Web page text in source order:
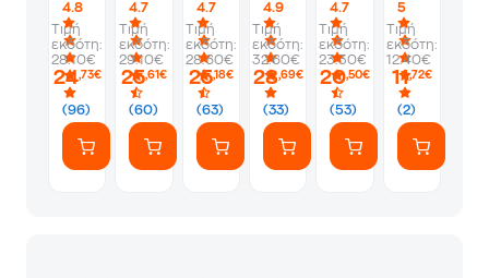
Student's
Book
4.8
(96)
Τιμή
εκδότη:
28.10€
24,73€
Greek
Edition
S
4.7
(60)
Τιμή
εκδότη:
29.10€
25,61€
A
Student's
Book
4.7
(63)
Τιμή
εκδότη:
28.60€
25,18€
Book
4.9
(33)
Τιμή
εκδότη:
32.60€
28,69€
A
Workbook
4.7
(53)
Τιμή
εκδότη:
23.30€
20,50€
5
(2)
Τιμή
εκδότη:
12.40€
11,72€